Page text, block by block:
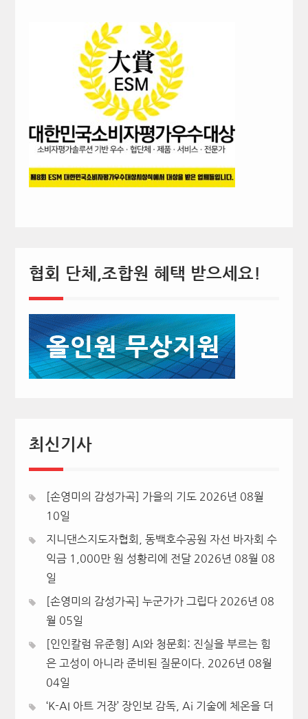
협회 단체,조합원 혜택 받으세요!
최신기사
[손영미의 감성가곡] 가을의 기도 2026년 08월
10일
지니댄스지도자협회, 동백호수공원 자선 바자회 수
익금 1,000만 원 성황리에 전달 2026년 08월 08
일
[손영미의 감성가곡] 누군가가 그립다 2026년 08
월 05일
[인인칼럼 유준형] AI와 청문회: 진실을 부르는 힘
은 고성이 아니라 준비된 질문이다.
2026년 08월
04일
‘K-AI 아트 거장’ 장인보 감독, Ai 기술에 체온을 더